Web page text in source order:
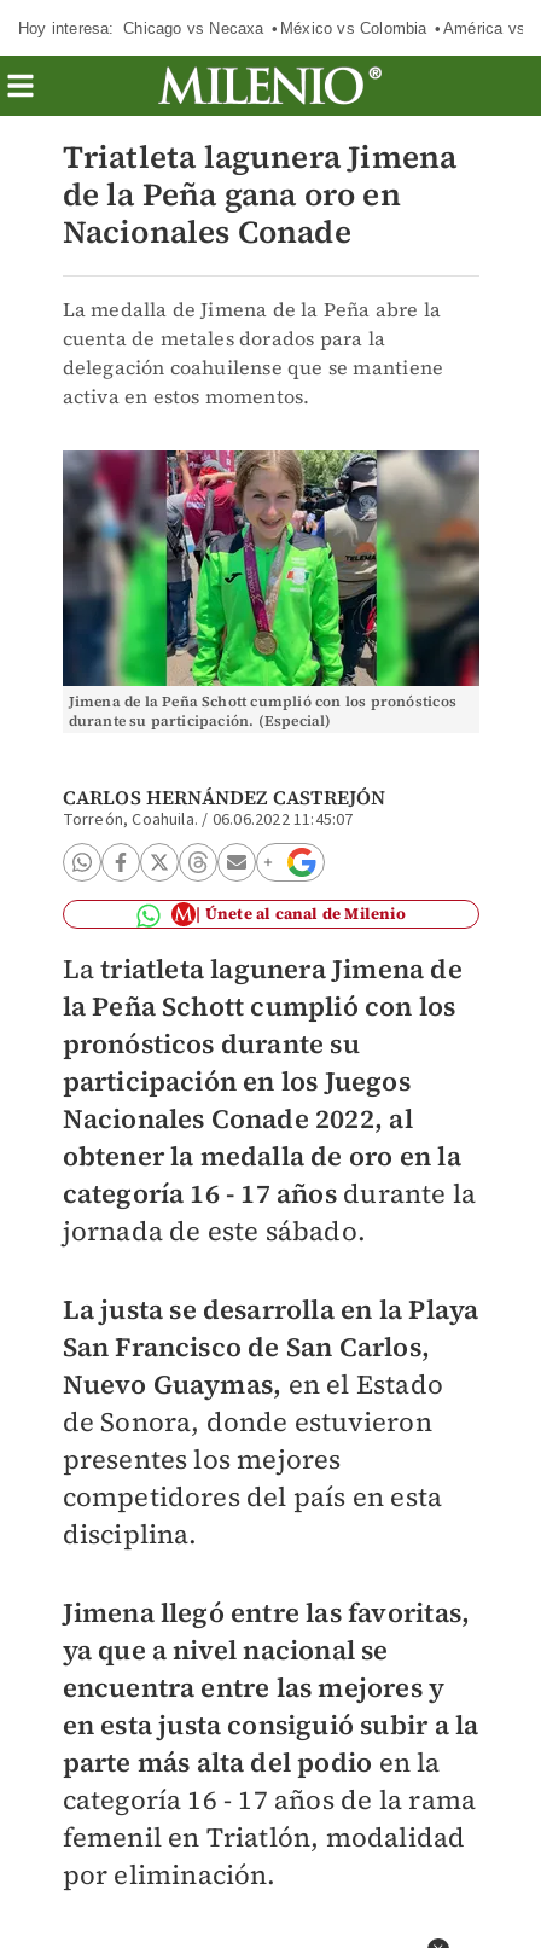
Hoy interesa: Chicago vs Necaxa México vs Colombia América vs
Triatleta lagunera Jimena
de la Peña gana oro en
Nacionales Conade
La medalla de Jimena de la Peña abre la
cuenta de metales dorados para la
delegación coahuilense que se mantiene
activa en estos momentos.
Jimena de la Peña Schott cumplió con los pronósticos
durante su participación. (Especial)
CARLOS HERNÁNDEZ CASTREJÓN
Torreón, Coahuila. / 06.06.2022 11:45:07
Únete al canal de Milenio
Latriatleta lagunera Jimena de
la Peña Schott cumplió con los
pronósticos durante su
participación en los Juegos
Nacionales Conade 2022, al
obtener la medalla de oro en la
categoría 16 - 17 añosdurante la
jornada de este sábado.
La justa se desarrolla en la Playa
San Francisco de San Carlos,
Nuevo Guaymas, en el Estado
de Sonora, donde estuvieron
presentes los mejores
competidores del país en esta
disciplina.
Jimena llegó entre las favoritas,
ya que a nivel nacional se
encuentra entre las mejores y
en esta justa consiguió subir a la
parte más alta del podio en la
categoría 16 - 17 años de la rama
femenil en Triatlón, modalidad
por eliminación.